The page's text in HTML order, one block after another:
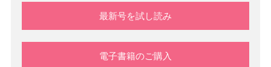
最新号を試し読み
電子書籍のご購入